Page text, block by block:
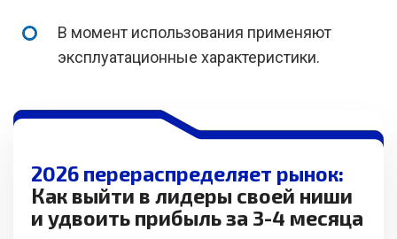
В момент использования применяют
эксплуатационные характеристики.
2026 перераспределяет рынок:
Как выйти в лидеры своей ниши
и удвоить прибыль за 3-4 месяца